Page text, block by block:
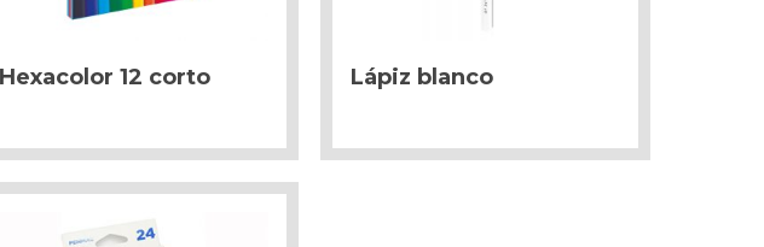
Hexacolor 12 corto Lápiz blanco